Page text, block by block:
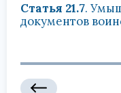
Статья 21.7.
документов